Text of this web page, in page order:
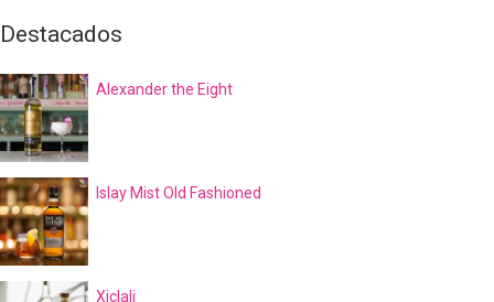
Destacados
Alexander the Eight
Islay Mist Old Fashioned
Xiclali